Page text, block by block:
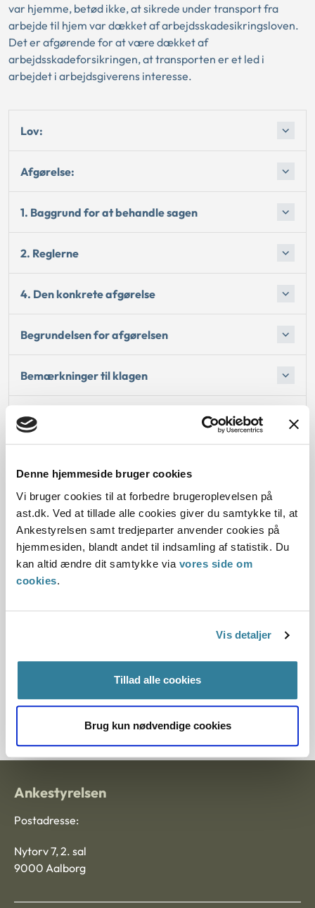
Denne hjemmeside bruger cookies
Vi bruger cookies til at forbedre brugeroplevelsen på
ast.dk. Ved at tillade alle cookies giver du samtykke til, at
Ankestyrelsen samt tredjeparter anvender cookies på
hjemmesiden, blandt andet til indsamling af statistik. Du
kan altid ændre dit samtykke via vores side om
cookies.
Vis detaljer
Tillad alle cookies
Brug kun nødvendige cookies
var hjemme, betød ikke, at sikrede under transport fra
arbejde til hjem var dækket af arbejdsskadesikringsloven.
Det er afgørende for at være dækket af
arbejdsskadeforsikringen, at transporten er et led i
arbejdet i arbejdsgiverens interesse.
Lov:
Afgørelse:
1. Baggrund for at behandle sagen
2. Reglerne
4. Den konkrete afgørelse
Begrundelsen for afgørelsen
Bemærkninger til klagen
Oplysningerne i sagen
Dato for underskrift
01.04.2014
Offentliggørelsesdato
02.04.2014
2012-5010-47925
Ankestyrelsen
Postadresse:
Nytorv 7, 2. sal
9000 Aalborg